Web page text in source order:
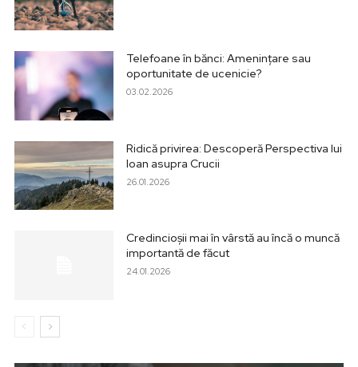
Telefoane în bănci: Amenințare sau
oportunitate de ucenicie?
03.02.2026
Ridică privirea: Descoperă Perspectiva lui
Ioan asupra Crucii
26.01.2026
Credincioșii mai în vârstă au încă o muncă
importantă de făcut
24.01.2026